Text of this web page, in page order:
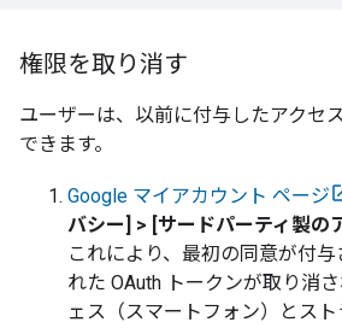
権限を取り消す
ユーザーは、以前に付与したアクセ
できます。
Google マイアカウント ページ
バシー] > [サードパーティ製の
これにより、最初の同意が付
れた OAuth トークンが取り消
ェス（スマートフォン）とス